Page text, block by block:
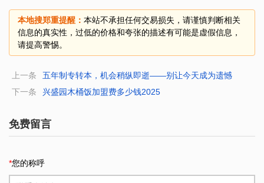
本地搜郑重提醒： 本站不承担任何交易损失，请谨慎判断相关
信息的真实性，过低的价格和夸张的描述有可能是虚假信息，
请提高警惕。
上一条
五年制专转本，机会稍纵即逝——别让今天成为遗憾
下一条
兴盛园木桶饭加盟费多少钱2025
免费留言
*您的称呼